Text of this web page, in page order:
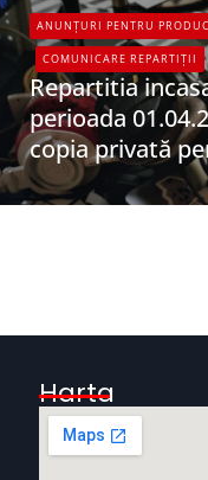
ANUNȚURI PENTRU
COMUNICARE REPARTIȚII
Repartitia
perioada
copia privată
UPFR
Harta